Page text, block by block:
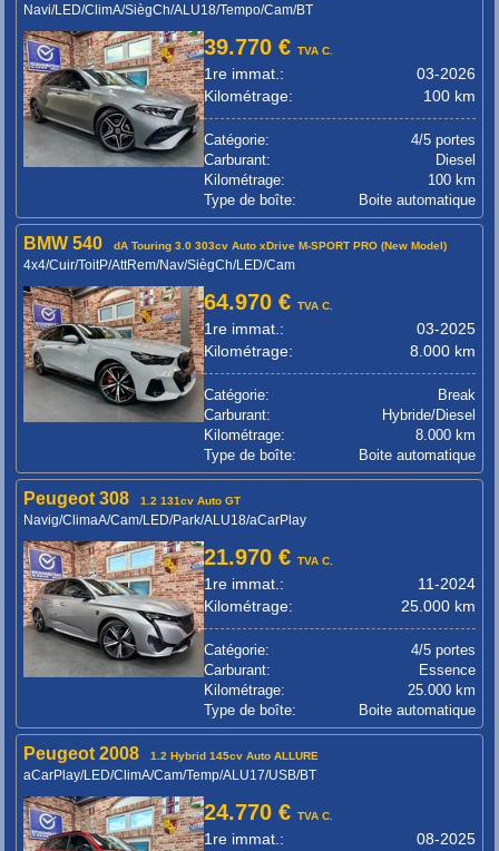
Navi/LED/ClimA/SiègCh/ALU18/Tempo/Cam/BT
39.770 €TVA C.
1re immat.:
03-2026
Kilométrage:
100 km
Catégorie:
4/5 portes
Carburant:
Diesel
Kilométrage:
100 km
Type de boîte:
Boite automatique
BMW 540 dA Touring 3.0 303cv Auto xDrive M-SPORT PRO (New Model)
4x4/Cuir/ToitP/AttRem/Nav/SiègCh/LED/Cam
64.970 €TVA C.
1re immat.:
03-2025
Kilométrage:
8.000 km
Catégorie:
Break
Carburant:
Hybride/Diesel
Kilométrage:
8.000 km
Type de boîte:
Boite automatique
Peugeot 308 1.2 131cv Auto GT
Navig/ClimaA/Cam/LED/Park/ALU18/aCarPlay
21.970 €TVA C.
1re immat.:
11-2024
Kilométrage:
25.000 km
Catégorie:
4/5 portes
Carburant:
Essence
Kilométrage:
25.000 km
Type de boîte:
Boite automatique
Peugeot 2008 1.2 Hybrid 145cv Auto ALLURE
aCarPlay/LED/ClimA/Cam/Temp/ALU17/USB/BT
24.770 €TVA C.
1re immat.:
08-2025